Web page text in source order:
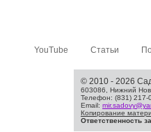
YouTube Статьи
© 2010 - 2026
603086, Нижний
Телефон: (831) 217-
Email:
Копирование
Ответственность